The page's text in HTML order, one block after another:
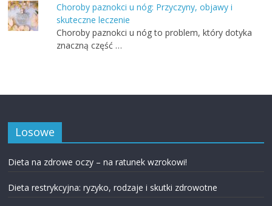
Choroby paznokci u nóg: Przyczyny, objawy i
skuteczne leczenie
Choroby paznokci u nóg to problem, który dotyka
znaczną część …
Losowe
Dieta na zdrowe oczy – na ratunek wzrokowi!
Dieta restrykcyjna: ryzyko, rodzaje i skutki zdrowotne